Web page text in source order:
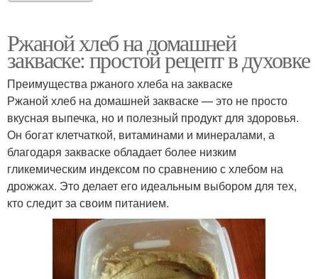
Ржаной хлеб на домашней
закваске: простой рецепт в духовке
Преимущества ржаного хлеба на закваске
Ржаной хлеб на домашней закваске — это не просто
вкусная выпечка, но и полезный продукт для здоровья.
Он богат клетчаткой, витаминами и минералами, а
благодаря закваске обладает более низким
гликемическим индексом по сравнению с хлебом на
дрожжах. Это делает его идеальным выбором для тех,
кто следит за своим питанием.